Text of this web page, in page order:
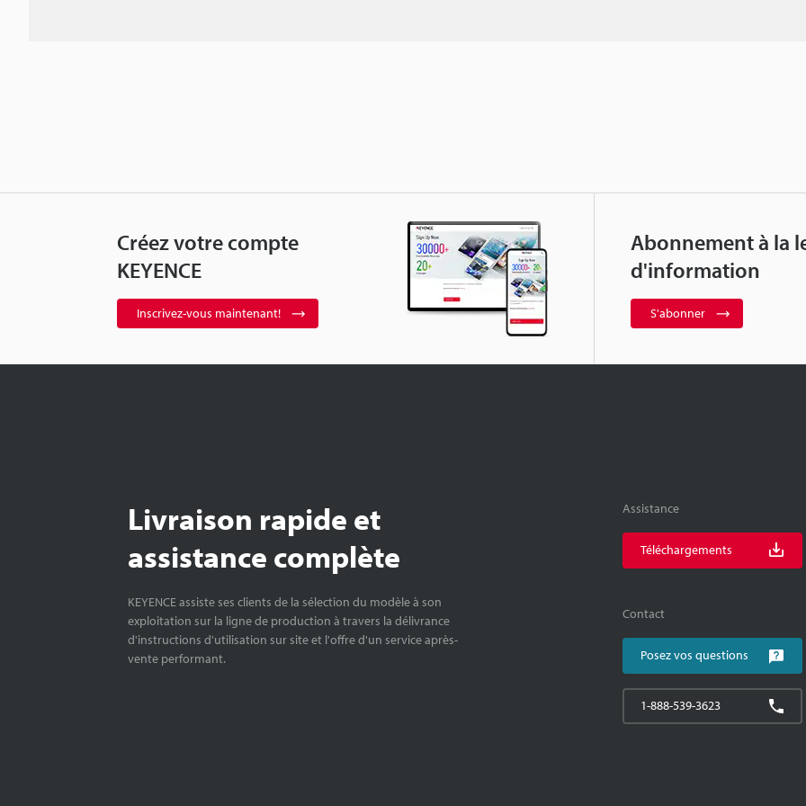
Créez votre compte
KEYENCE
Inscrivez-vous maintenant!
Abonnement à la
d'information
S'abonner
Livraison rapide et
assistance complète
KEYENCE assiste ses clients de la sélection du modèle à son
exploitation sur la ligne de production à travers la délivrance
d'instructions d'utilisation sur site et l'offre d'un service après-
vente performant.
Assistance
Téléchargements
Contact
Posez vos questions
1-888-539-3623